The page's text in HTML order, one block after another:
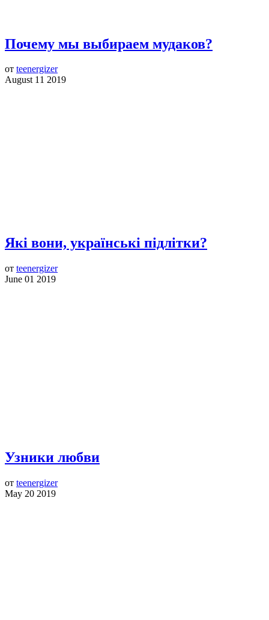
Почему мы выбираем мудаков?
от teenergizer
August 11 2019
Які вони, українські підлітки?
от teenergizer
June 01 2019
Узники любви
от teenergizer
May 20 2019